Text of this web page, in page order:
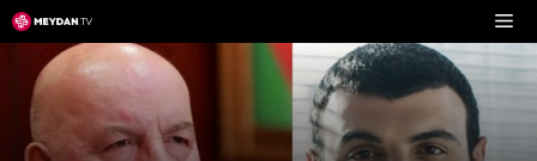
Перейти
к
содержимому